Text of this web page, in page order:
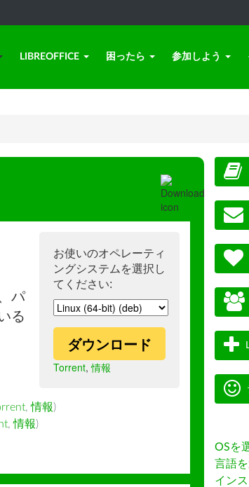
LIBREOFFICE 困ったら 参加しよう
お使いのオペレーティ
ングシステムを選択し
てください:
ダウンロード
Torrent,情報
パ
る
,情報)
,情報)
OSを
言語
イン